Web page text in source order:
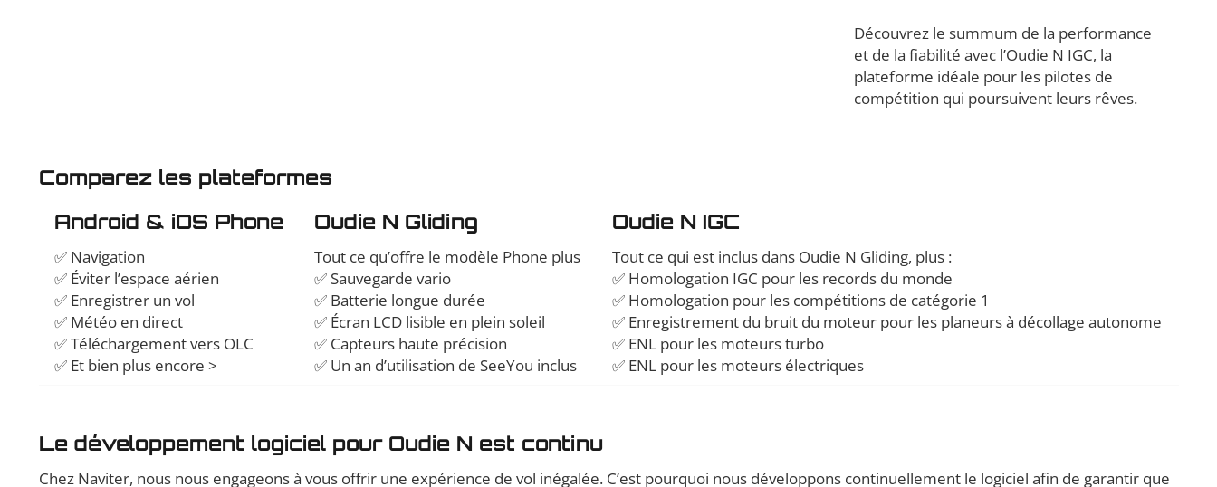
Découvrez le summum de la performance
et de la fiabilité avec l’Oudie N IGC, la
plateforme idéale pour les pilotes de
compétition qui poursuivent leurs rêves.
Comparez les plateformes
Android & iOS Phone
✅ Navigation
✅ Éviter l’espace aérien
✅ Enregistrer un vol
✅ Météo en direct
✅ Téléchargement vers OLC
✅ Et bien plus encore >
Oudie N Gliding
Tout ce qu’offre le modèle Phone plus
✅ Sauvegarde vario
✅ Batterie longue durée
✅ Écran LCD lisible en plein soleil
✅ Capteurs haute précision
✅ Un an d’utilisation de SeeYou inclus
Oudie N IGC
Tout ce qui est inclus dans Oudie N Gliding, plus :
✅ Homologation IGC pour les records du monde
✅ Homologation pour les compétitions de catégorie 1
✅ Enregistrement du bruit du moteur pour les planeurs à décollage autonome
✅ ENL pour les moteurs turbo
✅ ENL pour les moteurs électriques
Le développement logiciel pour Oudie N est continu
Chez Naviter, nous nous engageons à vous offrir une expérience de vol inégalée. C’est pourquoi nous développons continuellement le logiciel afin de garantir que